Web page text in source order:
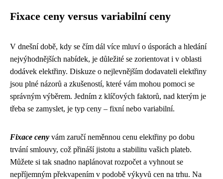
Fixace ceny versus variabilní ceny
V dnešní době, kdy se čím dál více mluví o úsporách a hledání
nejvýhodnějších nabídek, je důležité se zorientovat i v oblasti
dodávek elektřiny. Diskuze o nejlevnějším dodavateli elektřiny
jsou plné názorů a zkušeností, které vám mohou pomoci se
správným výběrem. Jedním z klíčových faktorů, nad kterým je
třeba se zamyslet, je typ ceny – fixní nebo variabilní.
Fixace ceny vám zaručí neměnnou cenu elektřiny po dobu
trvání smlouvy, což přináší jistotu a stabilitu vašich plateb.
Můžete si tak snadno naplánovat rozpočet a vyhnout se
nepříjemným překvapením v podobě výkyvů cen na trhu. Na